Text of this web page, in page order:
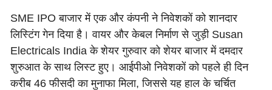
SME IPO बाजार में एक और कंपनी ने निवेशकों को शानदार
लिस्टिंग गेन दिया है। वायर और केबल निर्माण से जुड़ी Susan
Electricals India के शेयर गुरुवार को शेयर बाजार में दमदार
शुरुआत के साथ लिस्ट हुए। आईपीओ निवेशकों को पहले ही दिन
करीब 46 फीसदी का मुनाफा मिला, जिससे यह हाल के चर्चित